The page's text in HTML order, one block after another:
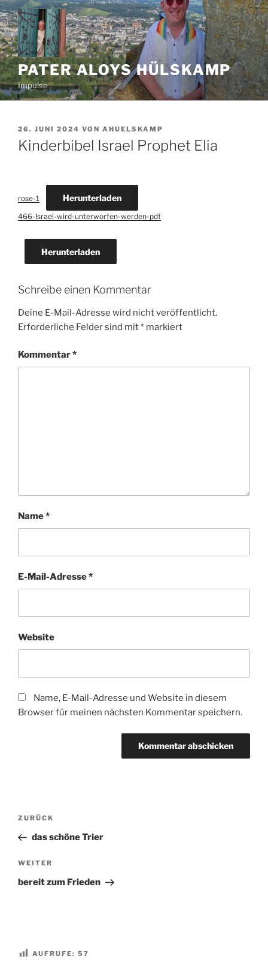
Zum
Inhalt
springen
PATER ALOYS HÜLSKAMP
Impulse
VERÖFFENTLICHT
AM
26. JUNI 2024 VON AHUELSKAMP
Kinderbibel Israel Prophet Elia
rose-1 Herunterladen
466-Israel-wird-unterworfen-werden-pdf
Herunterladen
Schreibe einen Kommentar
Deine E-Mail-Adresse wird nicht veröffentlicht.
Erforderliche Felder sind mit* markiert
Kommentar*
Name*
E-Mail-Adresse*
Website
Name, E-Mail-Adresse und Website in diesem
Browser für meinen nächsten Kommentar speichern.
Beitragsnavigation
Vorheriger
Beitrag
ZURÜCK
das schöne Trier
Nächster
Beitrag
WEITER
bereit zum Frieden
AUFRUFE: 57